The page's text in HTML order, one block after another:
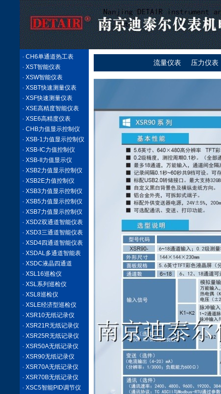
· CH6单通道热工表
· XST智能仪表
· XSW智能仪表
· XSBT快速测量仪表
· XSF快速测量仪表
· XSE高精度智能仪表
· XSE6高精度仪表
· CHB力值显示控制仪
· XSB-1力值显示控制仪
· XSB-IC力值控制仪
· XSB-II力值显示仪
· XSB2力值显示控制仪
· XSB2E力值控制仪
· XSB3力值显示控制仪
· XSB5力值显示控制仪
· XSB7力值显示控制仪
· XSD2双通道智能仪表
· XSD3三通道智能仪表
· XSD4四通道智能仪表
· XSDAL多通道智能表
· XSDC液晶四通道
· XSL16巡检仪
· XSL系列巡检仪
· XSL8巡检仪
· XSLE经济型巡检仪
· XSR10无纸记录仪
· XSR21R无纸记录仪
· XSR25R无纸记录仪
· XSR50A无纸记录仪
· XSR90无纸记录仪
· XSR70A无纸记录仪
· XSR70B无纸记录仪
· XSC5智能PID调节仪
流量仪表 压力仪表